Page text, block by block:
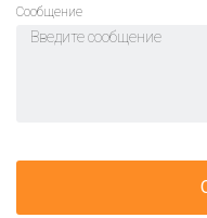
Cообщение